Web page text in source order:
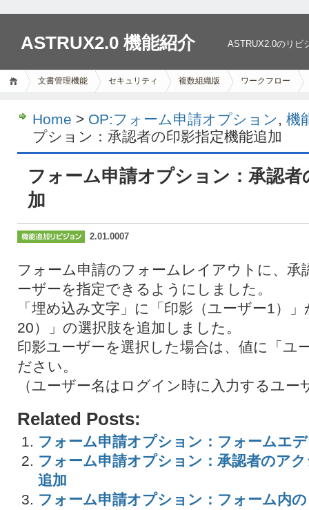
ASTRUX2.0 機能紹介 ASTRUX2.0のリビ
文書管理機能 セキュリティ 複数組織版 ワークフロー
Home > OP:フォーム申請オプション , 機
プション：承認者の印影指定機能追加
フォーム申請オプション：承認者
加
2.01.0007
フォーム申請のフォームレイアウトに、承
ーザーを指定できるようにしました。
「埋め込み文字」に「印影（ユーザー1）
20）」の選択肢を追加しました。
印影ユーザーを選択した場合は、値に「ユ
ださい。
（ユーザー名はログイン時に入力するユー
Related Posts:
フォーム申請オプション：フォームエ
フォーム申請オプション：承認者のア
追加
フォーム申請オプション：フォーム内